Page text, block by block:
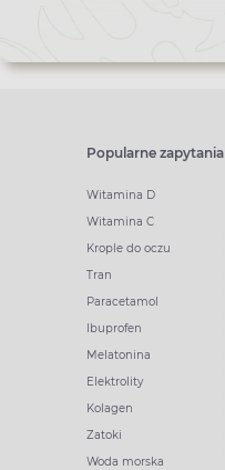
Popularne zapytania
Witamina D
Witamina C
Krople do oczu
Tran
Paracetamol
Ibuprofen
Melatonina
Elektrolity
Kolagen
Zatoki
Woda morska